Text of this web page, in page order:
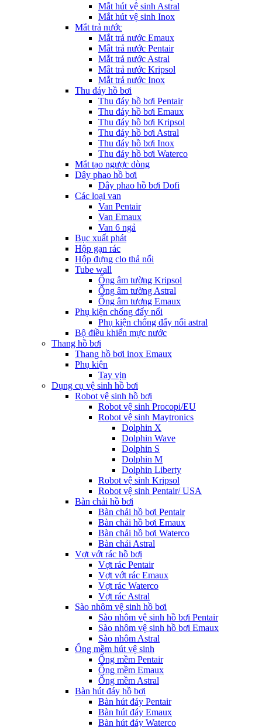
Mắt hút vệ sinh Astral
Mắt hút vệ sinh Inox
Mắt trả nước
Mắt trả nước Emaux
Mắt trả nước Pentair
Mắt trả nước Astral
Mắt trả nước Kripsol
Mắt trả nước Inox
Thu đáy hồ bơi
Thu đáy hồ bơi Pentair
Thu đáy hồ bơi Emaux
Thu đáy hồ bơi Kripsol
Thu đáy hồ bơi Astral
Thu đáy hồ bơi Inox
Thu đáy hồ bơi Waterco
Mắt tạo ngược dòng
Dây phao hồ bơi
Dây phao hồ bơi Dofi
Các loại van
Van Pentair
Van Emaux
Van 6 ngả
Bục xuất phát
Hộp gạn rác
Hộp đựng clo thả nổi
Tube wall
Ống âm tường Kripsol
Ống âm tường Astral
Ống âm tương Emaux
Phụ kiện chống đẩy nổi
Phụ kiện chống đẩy nổi astral
Bộ điều khiển mực nước
Thang hồ bơi
Thang hồ bơi inox Emaux
Phụ kiện
Tay vịn
Dụng cụ vệ sinh hồ bơi
Robot vệ sinh hồ bơi
Robot vệ sinh Procopi/EU
Robot vệ sinh Maytronics
Dolphin X
Dolphin Wave
Dolphin S
Dolphin M
Dolphin Liberty
Robot vệ sinh Kripsol
Robot vệ sinh Pentair/ USA
Bàn chải hồ bơi
Bàn chải hồ bơi Pentair
Bàn chải hồ bơi Emaux
Bàn chải hồ bơi Waterco
Bàn chải Astral
Vợt vớt rác hồ bơi
Vợt rác Pentair
Vợt vớt rác Emaux
Vợt rác Waterco
Vợt rác Astral
Sào nhôm vệ sinh hồ bơi
Sào nhôm vệ sinh hồ bơi Pentair
Sào nhôm vệ sinh hồ bơi Emaux
Sào nhôm Astral
Ống mềm hút vệ sinh
Ống mềm Pentair
Ống mềm Emaux
Ống mềm Astral
Bàn hút đáy hồ bơi
Bàn hút đáy Pentair
Bàn hút đáy Emaux
Bàn hút đáy Waterco